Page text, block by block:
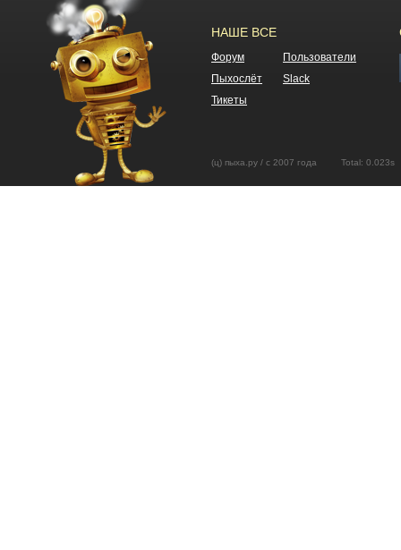
НАШЕ ВСЕ
Форум
Пользователи
Пыхослёт
Slack
Тикеты
(ц) пыха.ру / с 2007 года Total: